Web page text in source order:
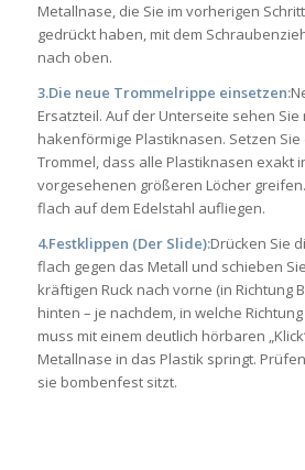
Metallnase, die Sie im vorherigen
gedrückt haben, mit dem
nach oben.
3.Die neue Trommelrippe einsetzen:
Ersatzteil. Auf der Unterseite sehen Sie
hakenförmige Plastiknasen. Setzen
Trommel, dass alle Plastiknasen exakt
vorgesehenen größeren Löcher
flach auf dem Edelstahl aufliegen.
4.Festklippen (Der Slide):Drücken Sie
flach gegen das Metall und schieben
kräftigen Ruck nach vorne (in Richtung
hinten – je nachdem, in welche
muss mit einem deutlich hörbaren
Metallnase in das Plastik springt.
sie bombenfest sitzt.